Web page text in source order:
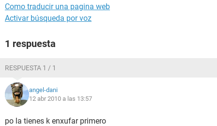
Como traducir una pagina web
Activar búsqueda por voz
1 respuesta
RESPUESTA 1 / 1
angel-dani
12 abr 2010 a las 13:57
po la tienes k enxufar primero